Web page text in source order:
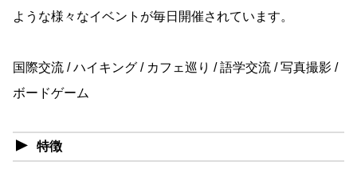
ような様々なイベントが毎日開催されています。
国際交流 / ハイキング / カフェ巡り / 語学交流 / 写真撮影 /
ボードゲーム
特徴